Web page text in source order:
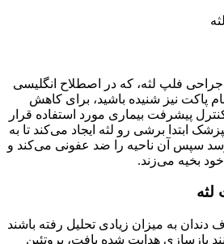
فلپ لثه، که در اصطلاح انگلیسی
پاکت نیز شنیده باشید، برای کاهش
پیشرفت بیماری مورد استفاده قرار
ابتدا برشی رو لثه ایجاد می‌کند تا به
سپس آن ناحیه را ضد عفونی می‌کند و
بخیه می‌زند.
لثه
به میزان زیادی تحلیل رفته باشند
بازسازی هدایت شده بافت، پروتئین